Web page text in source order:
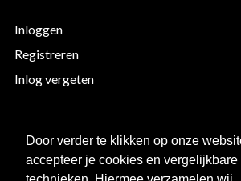
Door verder te klikken op onze
accepteer je cookies en vergelijkbare
Inloggen
Registreren
Inlog vergeten
Bedrukken